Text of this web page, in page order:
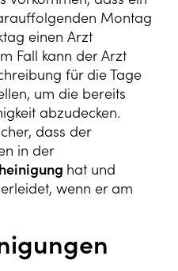
Montag
einen Arzt
Fall kann der Arzt
für die Tage
um die bereits
abzudecken.
dass der
in der
hat und
wenn er am